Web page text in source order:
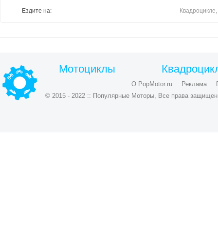
Ездите на:
Мотоциклы
О PopMotor.ru Реклама
© 2015 - 2022 :: Популярные Моторы, Все права